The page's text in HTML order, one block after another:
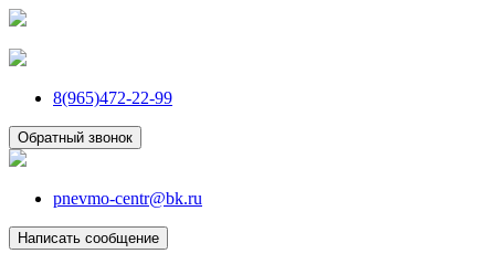
8(965)472-22-99
Обратный звонок
pnevmo-centr@bk.ru
Написать сообщение